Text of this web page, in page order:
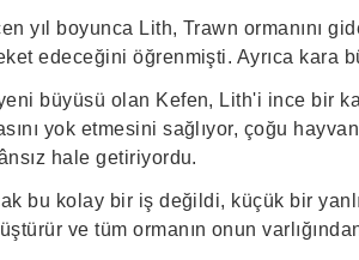
yıl boyunca Lith, Trawn ormanını
edeceğini öğrenmişti. Ayrıca kara
büyüsü olan Kefen, Lith'i ince bir
yok etmesini sağlıyor, çoğu
hale getiriyordu.
bu kolay bir iş değildi, küçük bir
ve tüm ormanın onun